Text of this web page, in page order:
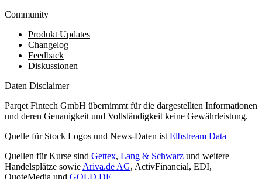
Community
Produkt Updates
Changelog
Feedback
Diskussionen
Daten Disclaimer
Parqet Fintech GmbH übernimmt für die dargestellten Informationen
und deren Genauigkeit und Vollständigkeit keine Gewährleistung.
Quelle für Stock Logos und News-Daten ist Elbstream Data
Quellen für Kurse sind Gettex, Lang & Schwarz und weitere
Handelsplätze sowie Ariva.de AG, ActivFinancial, EDI,
QuoteMedia und GOLD.DE